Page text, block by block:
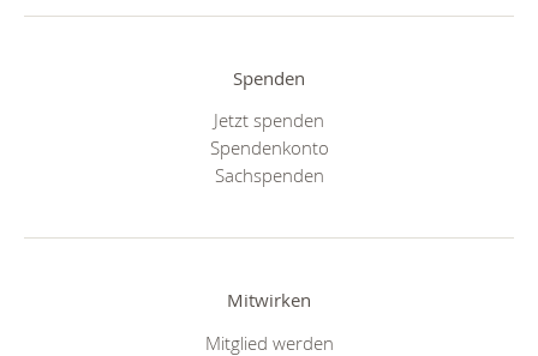
Spenden
Jetzt spenden
Spendenkonto
Sachspenden
Mitwirken
Mitglied werden